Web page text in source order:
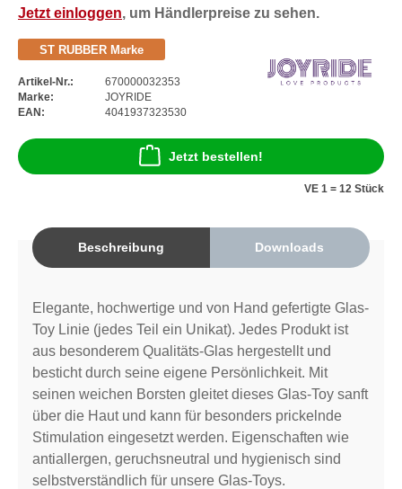
Jetzt einloggen, um Händlerpreise zu sehen.
ST RUBBER Marke
Artikel-Nr.:
670000032353
Marke:
JOYRIDE
EAN:
4041937323530
Jetzt bestellen!
VE 1 = 12 Stück
Beschreibung Downloads
Elegante, hochwertige und von Hand gefertigte Glas-
Toy Linie (jedes Teil ein Unikat). Jedes Produkt ist
aus besonderem Qualitäts-Glas hergestellt und
besticht durch seine eigene Persönlichkeit. Mit
seinen weichen Borsten gleitet dieses Glas-Toy sanft
über die Haut und kann für besonders prickelnde
Stimulation eingesetzt werden. Eigenschaften wie
antiallergen, geruchsneutral und hygienisch sind
selbstverständlich für unsere Glas-Toys.